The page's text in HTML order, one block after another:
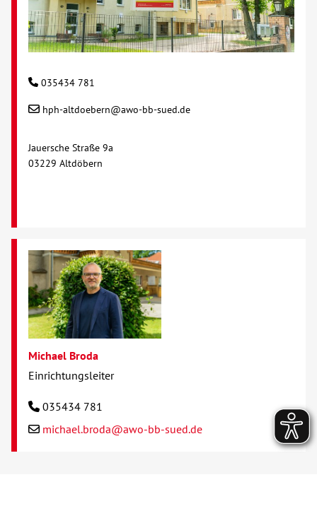
035434 781
hph-altdoebern@awo-bb-sued.de
Jauersche Straße 9a
03229 Altdöbern
Michael Broda
Einrichtungsleiter
035434 781
michael.broda@awo-bb-sued.de